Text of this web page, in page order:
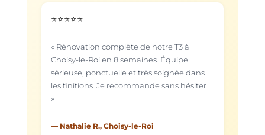
⭐⭐⭐⭐⭐
« Rénovation complète de notre T3 à
Choisy-le-Roi en 8 semaines. Équipe
sérieuse, ponctuelle et très soignée dans
les finitions. Je recommande sans hésiter !
»
— Nathalie R., Choisy-le-Roi